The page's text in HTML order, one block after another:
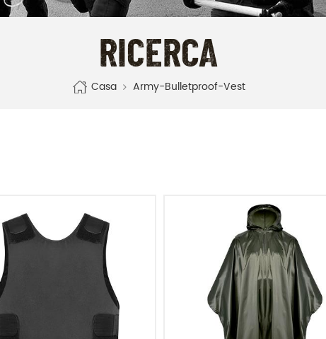
RICERCA
Casa Army-Bulletproof-Vest